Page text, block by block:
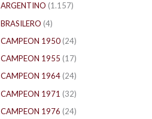
ARGENTINO (1.157)
BRASILERO (4)
CAMPEON 1950 (24)
CAMPEON 1955 (17)
CAMPEON 1964 (24)
CAMPEON 1971 (32)
CAMPEON 1976 (24)